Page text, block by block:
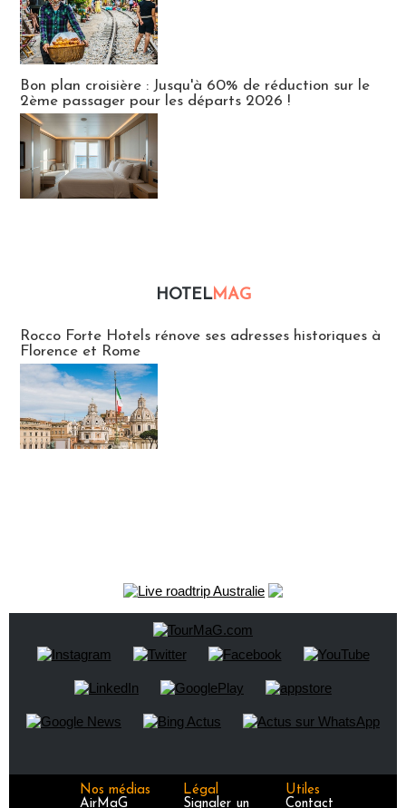
Bon plan croisière : Jusqu'à 60% de réduction sur le
2ème passager pour les départs 2026 !
HOTELMAG
Rocco Forte Hotels rénove ses adresses historiques à
Florence et Rome
Nos médias
AirMaG
Légal
Signaler un
Utiles
Contact